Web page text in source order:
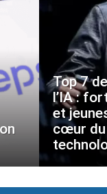
Top 7
l’IA :
et
cœur du